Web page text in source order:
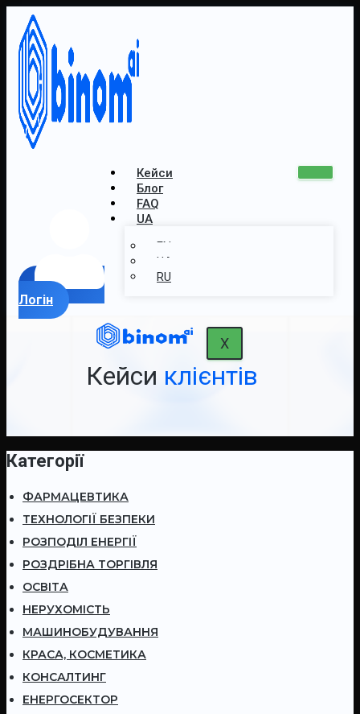
Кейси
Блог
FAQ
UA
EN
UA
RU
X
Логін
Кейси клієнтів
Категорії
ФАРМАЦЕВТИКА
ТЕХНОЛОГІЇ БЕЗПЕКИ
РОЗПОДІЛ ЕНЕРГІЇ
РОЗДРІБНА ТОРГІВЛЯ
ОСВІТА
НЕРУХОМІСТЬ
МАШИНОБУДУВАННЯ
КРАСА, КОСМЕТИКА
КОНСАЛТИНГ
ЕНЕРГОСЕКТОР